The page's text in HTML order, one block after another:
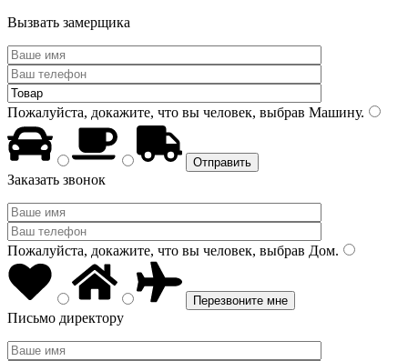
Вызвать замерщика
Пожалуйста, докажите, что вы человек, выбрав Машину.
Заказать звонок
Пожалуйста, докажите, что вы человек, выбрав Дом.
Письмо директору